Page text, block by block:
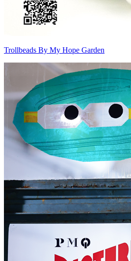
Trollbeads By My Hope Garden